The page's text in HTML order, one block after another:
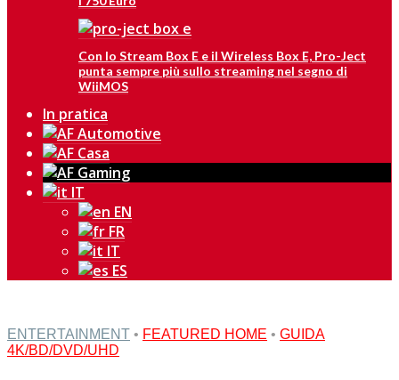
Con lo Stream Box E e il Wireless Box E, Pro-Ject
punta sempre più sullo streaming nel segno di
WiiMOS
In pratica
IT
EN
FR
IT
ES
ENTERTAINMENT • FEATURED HOME • GUIDA
4K/BD/DVD/UHD